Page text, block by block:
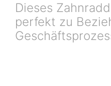
Dieses
perfekt zu